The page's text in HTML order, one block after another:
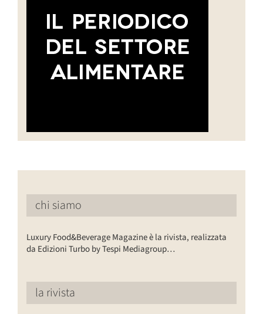
chi siamo
Luxury Food&Beverage Magazine è la rivista, realizzata
da Edizioni Turbo by Tespi Mediagroup…
la rivista